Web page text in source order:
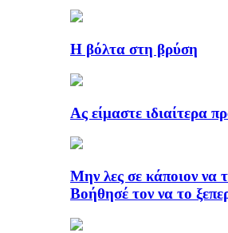
Η βόλτα στη βρύση
Ας είμαστε ιδιαίτερα
Μην λες σε κάποιον να
Βοήθησέ τον να το